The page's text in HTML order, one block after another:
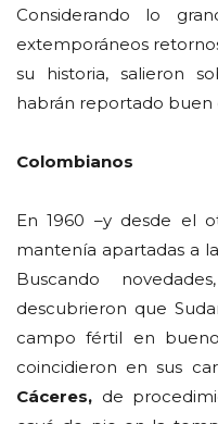
Considerando lo
extemporáneos
su historia, salieron
habrán reportado buen
Colombianos
En 1960 –y desde el
mantenía apartadas a
Buscando
descubrieron que
campo fértil en
coincidieron en sus
Cáceres, de